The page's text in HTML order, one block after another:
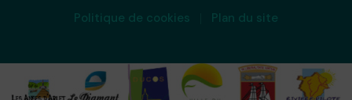
Politique de cookies
Plan du site